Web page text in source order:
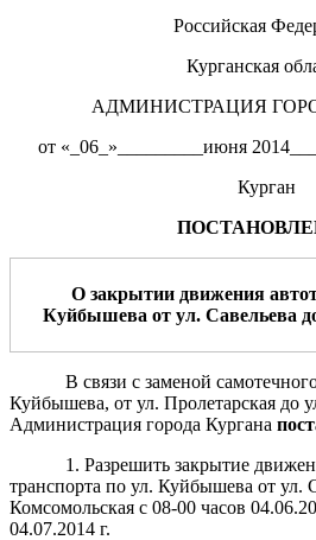
Российская
Курганская
АДМИНИСТРАЦИЯ
от «_06_»_________июня
Курган
О закрытии движения
Куйбышева от ул. Савельева
В связи с заменой
Куйбышева, от ул. Пролетарская до
Администрация города Кургана
1. Разрешить закрытие
транспорта по ул. Куйбышева от ул.
Комсомольская с 08-00 часов
04.07.2014 г.